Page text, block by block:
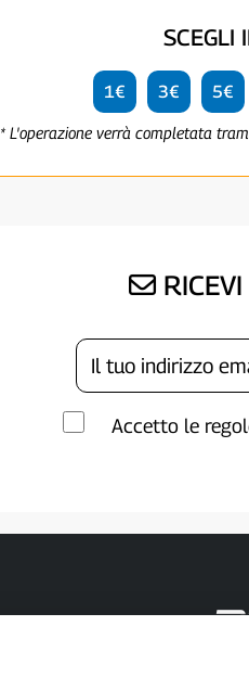
SCEGLI
1€ 3€ 5€
* L'operazione verrà completata
Accetto le
P300.it è una